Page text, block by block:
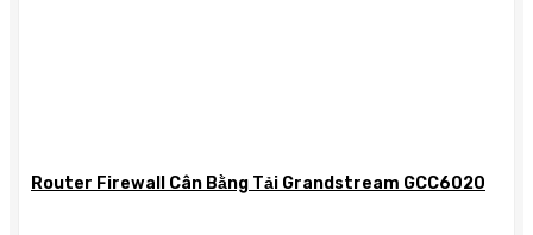
Router Firewall Cân Bằng Tải Grandstream GCC6020